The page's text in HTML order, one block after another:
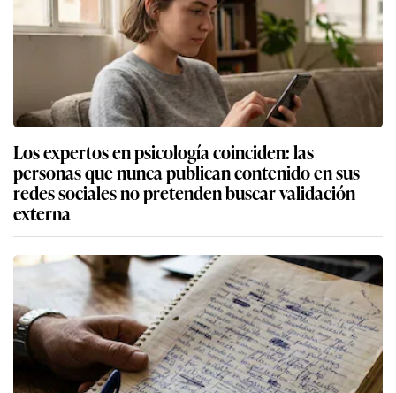
Los expertos en psicología coinciden: las
personas que nunca publican contenido en sus
redes sociales no pretenden buscar validación
externa